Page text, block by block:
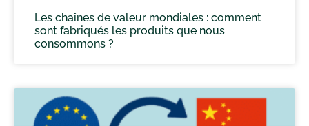
Les chaînes de valeur mondiales : comment
sont fabriqués les produits que nous
consommons ?